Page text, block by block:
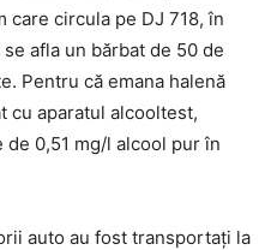
circula pe DJ 718, în
afla un bărbat de 50 de
Pentru că emana halenă
cu aparatul alcooltest,
0,51 mg/l alcool pur în
auto au fost transportați la